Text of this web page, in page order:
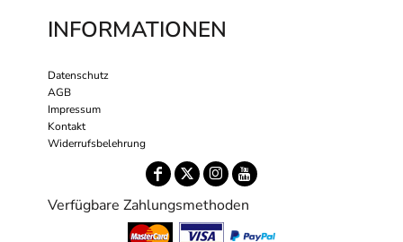
INFORMATIONEN
Datenschutz
AGB
Impressum
Kontakt
Widerrufsbelehrung
Verfügbare Zahlungsmethoden